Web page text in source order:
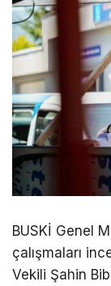
BUSKİ Genel
çalışmaları
Vekili Şahin